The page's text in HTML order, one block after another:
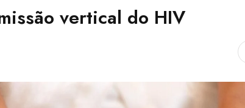
vertical do HIV